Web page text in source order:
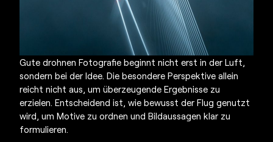
Gutedrohnen Fotografie beginnt nicht erst in der Luft,
sondern bei der Idee. Die besondere Perspektive allein
reicht nicht aus, um überzeugende Ergebnisse zu
erzielen. Entscheidend ist, wie bewusst der Flug genutzt
wird, um Motive zu ordnen und Bildaussagen klar zu
formulieren.